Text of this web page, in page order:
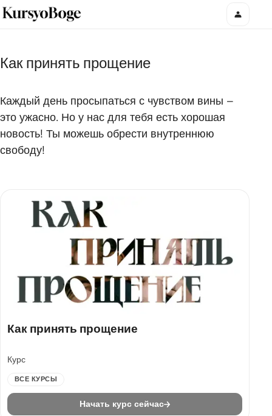
Как принять прощение
Каждый день просыпаться с чувством вины –
это ужасно. Но у нас для тебя есть хорошая
новость! Ты можешь обрести внутреннюю
свободу!
Как принять прощение
Курс
ВСЕ КУРСЫ
Начать курс сейчас